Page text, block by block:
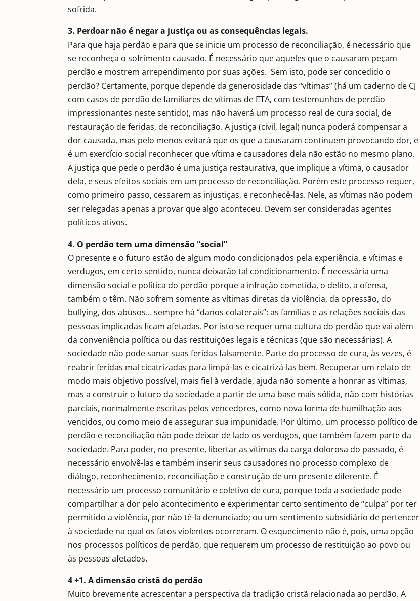
sofrida.
3. Perdoar não é negar a justiça ou as consequências legais.
Para que haja perdão e para que se inicie um processo de reconciliação, é necessário que
se reconheça o sofrimento causado. É necessário que aqueles que o causaram peçam
perdão e mostrem arrependimento por suas ações. Sem isto, pode ser concedido o
perdão? Certamente, porque depende da generosidade das “vítimas” (há um caderno de CJ
com casos de perdão de familiares de vítimas de ETA, com testemunhos de perdão
impressionantes neste sentido), mas não haverá um processo real de cura social, de
restauração de feridas, de reconciliação. A justiça (civil, legal) nunca poderá compensar a
dor causada, mas pelo menos evitará que os que a causaram continuem provocando dor, e
é um exercício social reconhecer que vítima e causadores dela não estão no mesmo plano.
A justiça que pede o perdão é uma justiça restaurativa, que implique a vítima, o causador
dela, e seus efeitos sociais em um processo de reconciliação. Porém este processo requer,
como primeiro passo, cessarem as injustiças, e reconhecê-las. Nele, as vítimas não podem
ser relegadas apenas a provar que algo aconteceu. Devem ser consideradas agentes
políticos ativos.
4. O perdão tem uma dimensão “social”
O presente e o futuro estão de algum modo condicionados pela experiência, e vítimas e
verdugos, em certo sentido, nunca deixarão tal condicionamento. É necessária uma
dimensão social e política do perdão porque a infração cometida, o delito, a ofensa,
também o têm. Não sofrem somente as vítimas diretas da violência, da opressão, do
bullying, dos abusos… sempre há “danos colaterais”: as famílias e as relações sociais das
pessoas implicadas ficam afetadas. Por isto se requer uma cultura do perdão que vai além
da conveniência política ou das restituições legais e técnicas (que são necessárias). A
sociedade não pode sanar suas feridas falsamente. Parte do processo de cura, às vezes, é
reabrir feridas mal cicatrizadas para limpá-las e cicatrizá-las bem. Recuperar um relato de
modo mais objetivo possível, mais fiel à verdade, ajuda não somente a honrar as vítimas,
mas a construir o futuro da sociedade a partir de uma base mais sólida, não com histórias
parciais, normalmente escritas pelos vencedores, como nova forma de humilhação aos
vencidos, ou como meio de assegurar sua impunidade. Por último, um processo político de
perdão e reconciliação não pode deixar de lado os verdugos, que também fazem parte da
sociedade. Para poder, no presente, libertar as vítimas da carga dolorosa do passado, é
necessário envolvê-las e também inserir seus causadores no processo complexo de
diálogo, reconhecimento, reconciliação e construção de um presente diferente. É
necessário um processo comunitário e coletivo de cura, porque toda a sociedade pode
compartilhar a dor pelo acontecimento e experimentar certo sentimento de “culpa” por ter
permitido a violência, por não tê-la denunciado; ou um sentimento subsidiário de pertencer
à sociedade na qual os fatos violentos ocorreram. O esquecimento não é, pois, uma opção
nos processos políticos de perdão, que requerem um processo de restituição ao povo ou
às pessoas afetados.
4 +1. A dimensão cristã do perdão
Muito brevemente acrescentar a perspectiva da tradição cristã relacionada ao perdão. A